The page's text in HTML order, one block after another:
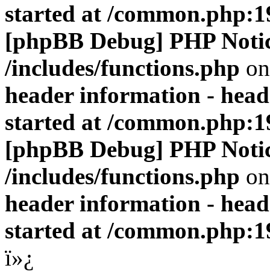
started at /
[phpBB Debug] PHP
/includes/functions.php
header information -
started at /
[phpBB Debug] PHP
/includes/functions.php
header information -
started at /
ï»¿